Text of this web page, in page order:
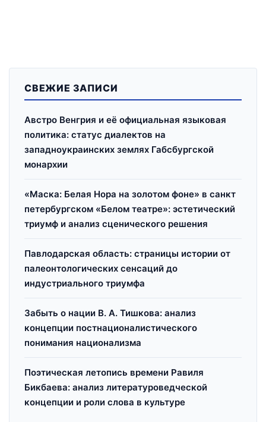
СВЕЖИЕ ЗАПИСИ
Австро Венгрия и её официальная языковая
политика: статус диалектов на
западноукраинских землях Габсбургской
монархии
«Маска: Белая Нора на золотом фоне» в санкт
петербургском «Белом театре»: эстетический
триумф и анализ сценического решения
Павлодарская область: страницы истории от
палеонтологических сенсаций до
индустриального триумфа
Забыть о нации В. А. Тишкова: анализ
концепции постнационалистического
понимания национализма
Поэтическая летопись времени Равиля
Бикбаева: анализ литературоведческой
концепции и роли слова в культуре